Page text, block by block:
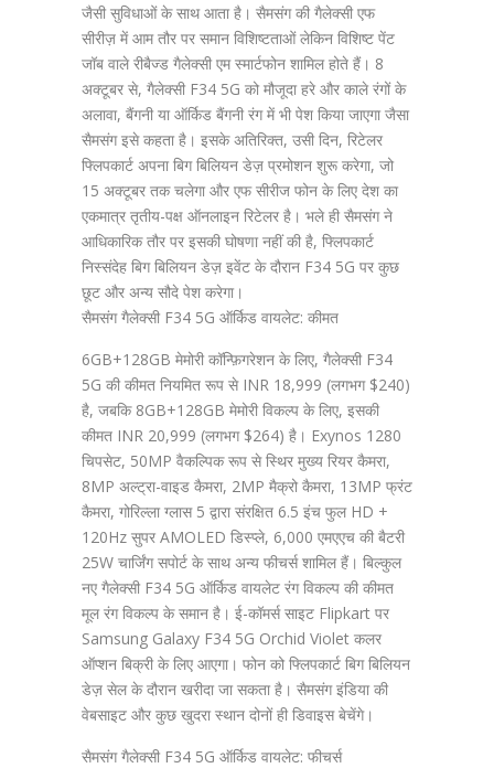
जैसी सुविधाओं के साथ आता है। सैमसंग की गैलेक्सी एफ
सीरीज़ में आम तौर पर समान विशिष्टताओं लेकिन विशिष्ट पेंट
जॉब वाले रीबैज्ड गैलेक्सी एम स्मार्टफोन शामिल होते हैं। 8
अक्टूबर से, गैलेक्सी F34 5G को मौजूदा हरे और काले रंगों के
अलावा, बैंगनी या ऑर्किड बैंगनी रंग में भी पेश किया जाएगा जैसा
सैमसंग इसे कहता है। इसके अतिरिक्त, उसी दिन, रिटेलर
फ्लिपकार्ट अपना बिग बिलियन डेज़ प्रमोशन शुरू करेगा, जो
15 अक्टूबर तक चलेगा और एफ सीरीज फोन के लिए देश का
एकमात्र तृतीय-पक्ष ऑनलाइन रिटेलर है। भले ही सैमसंग ने
आधिकारिक तौर पर इसकी घोषणा नहीं की है, फ्लिपकार्ट
निस्संदेह बिग बिलियन डेज़ इवेंट के दौरान F34 5G पर कुछ
छूट और अन्य सौदे पेश करेगा।
सैमसंग गैलेक्सी F34 5G ऑर्किड वायलेट: कीमत
6GB+128GB मेमोरी कॉन्फ़िगरेशन के लिए, गैलेक्सी F34
5G की कीमत नियमित रूप से INR 18,999 (लगभग $240)
है, जबकि 8GB+128GB मेमोरी विकल्प के लिए, इसकी
कीमत INR 20,999 (लगभग $264) है। Exynos 1280
चिपसेट, 50MP वैकल्पिक रूप से स्थिर मुख्य रियर कैमरा,
8MP अल्ट्रा-वाइड कैमरा, 2MP मैक्रो कैमरा, 13MP फ्रंट
कैमरा, गोरिल्ला ग्लास 5 द्वारा संरक्षित 6.5 इंच फुल HD +
120Hz सुपर AMOLED डिस्प्ले, 6,000 एमएएच की बैटरी
25W चार्जिंग सपोर्ट के साथ अन्य फीचर्स शामिल हैं। बिल्कुल
नए गैलेक्सी F34 5G ऑर्किड वायलेट रंग विकल्प की कीमत
मूल रंग विकल्प के समान है। ई-कॉमर्स साइट Flipkart पर
Samsung Galaxy F34 5G Orchid Violet कलर
ऑप्शन बिक्री के लिए आएगा। फोन को फ्लिपकार्ट बिग बिलियन
डेज़ सेल के दौरान खरीदा जा सकता है। सैमसंग इंडिया की
वेबसाइट और कुछ खुदरा स्थान दोनों ही डिवाइस बेचेंगे।
सैमसंग गैलेक्सी F34 5G ऑर्किड वायलेट: फीचर्स